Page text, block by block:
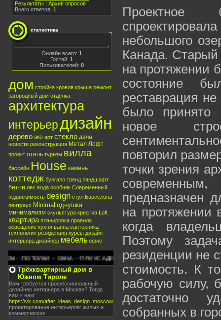
Результаты | Архив опросов
Всего ответов: 1
статистика
Онлайн всего: 1
Гостей: 1
Пользователей: 0
дом стройка кровля крыша ремонт
загородный дом отделка
архитектура
интерьердизайн
дерево эко арт стекло дача
новости реконструкция Метал Лофт
проект отель туризм вилла
бассейн House камень
коттедж бунгало тренд ландшафт
бетон лес вода особняк Современный
недвижимость design стул Барселона
пентхаус Minimal однушка
минимализм скульптура креатив Loft
квартира планировка правила
освещение кухня ванна сантехника
технология резиденция курсы дизайн
интерьера дизайнер мебель офис
-- ПРИУСАДЕБНЫЙ УЧАСТОК -- ПРАВИЛА -- СОВЕТЫ -- ДИЗАЙН
Трёхквартирный дом в
Южном Тироле
Вам требуется профессиональный
дизайнер интерьера в Москве? Тогда
вам к нам:
https://vk.com/after_ideas_design_moscow
проектирование интерьеров: жилых и
коммерческих
небольшого
Канада. Старый
на протяжении
состояние
реставрация
было принято
новое
повторил
точки зрения
предназначен
на протяжении
когда
Поэтому
резиденции не
стоимость. К
рабочую силу,
достаточно
собранных в